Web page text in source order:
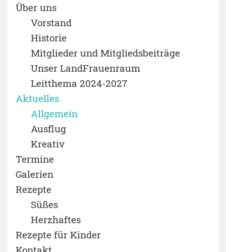
Über uns
Vorstand
Historie
Mitglieder und Mitgliedsbeiträge
Unser LandFrauenraum
Leitthema 2024-2027
Aktuelles
Allgemein
Ausflug
Kreativ
Termine
Galerien
Rezepte
Süßes
Herzhaftes
Rezepte für Kinder